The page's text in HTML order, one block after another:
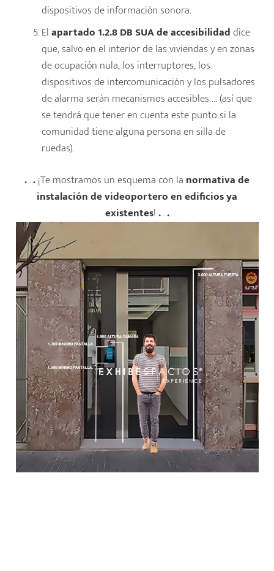
dispositivos de información sonora.
Elapartado 1.2.8 DB SUAde accesibilidaddice
que, salvo en el interior de las viviendas y en zonas
de ocupación nula, los interruptores, los
dispositivos de intercomunicación y los pulsadores
de alarma serán mecanismos accesibles … (así que
se tendrá que tener en cuenta este punto si la
comunidad tiene alguna persona en silla de
ruedas).
...¡Te mostramos un esquema con la normativa de
instalación de videoportero en edificios ya
existentes!...